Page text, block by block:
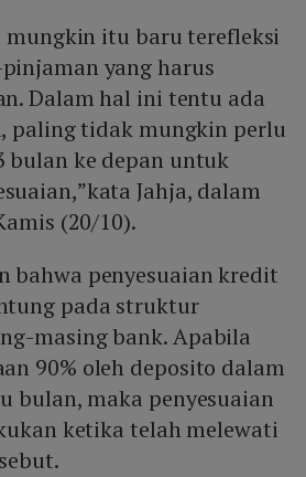
itu baru terefleksi
yang harus
Dalam hal ini tentu ada
paling tidak mungkin perlu
bulan ke depan untuk
Jahja, dalam
(20/10).
bahwa penyesuaian kredit
pada struktur
masing bank. Apabila
90% oleh deposito dalam
bulan, maka penyesuaian
ketika telah melewati